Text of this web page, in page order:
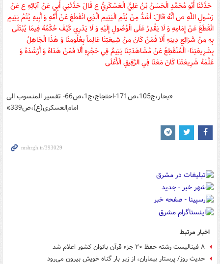
حَدَّثَنَا أَبُو مُحَمَّدٍ الْحَسَنُ بْنُ عَلِيٍّ الْعَسْكَرِيُّ ع قَالَ حَدَّثَنِي أَبِي عَنْ آبَائِهِ ع عَنْ
رَسُولِ اللَّهِ ص أَنَّهُ قَالَ: أَشَدُّ مِنْ يُتْمِ الْيَتِيمِ الَّذِي انْقَطَعَ عَنْ أُمِّهِ وَ أَبِيهِ يُتْمُ يَتِيمٍ
انْقَطَعَ عَنْ إِمَامِهِ وَ لَا يَقْدِرُ عَلَى الْوُصُولِ إِلَيْهِ وَ لَا يَدْرِي كَيْفَ حُكْمُهُ فِيمَا يُبْتَلَى
بِهِ مِنْ شَرَائِعِ دِينِهِ أَلَا فَمَنْ كَانَ مِنْ شِيعَتِنَا عَالِماً بِعُلُومِنَا وَ هَذَا الْجَاهِلُ
بِشَرِيعَتِنَا- الْمُنْقَطِعُ عَنْ مُشَاهَدَتِنَا يَتِيمٌ فِي حَجْرِهِ أَلَا فَمَنْ هَدَاهُ وَ أَرْشَدَهُ وَ
عَلَّمَهُ شَرِيعَتَنَا كَانَ مَعَنَا فِي الرَّفِيقِ الْأَعْلَى
«بحار،ج105،ص171-احتجاج،ج1،ص66- تفسیر المنسوب الی
امام‌العسکری(ع)،ص339»
اخبار مرتبط
۸ فینالیست رشته حفظ ۲۰ جزء قرآن بانوان کشور اعلام شد
حدیث روز/ پرستار بیماران، از زير بار گناه خويش بيرون مى‏‌رود